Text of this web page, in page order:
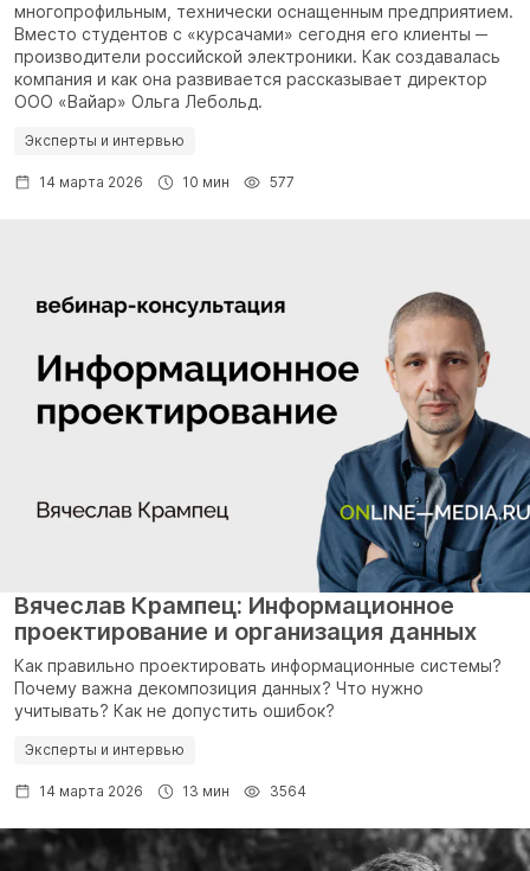
многопрофильным, технически оснащенным предприятием.
Вместо студентов с «курсачами» сегодня его клиенты ─
производители российской электроники. Как создавалась
компания и как она развивается рассказывает директор
ООО «Вайар» Ольга Лебольд.
Эксперты и интервью
14 марта 2026 10 мин 577
Вячеслав Крампец: Информационное
проектирование и организация данных
Как правильно проектировать информационные системы?
Почему важна декомпозиция данных? Что нужно
учитывать? Как не допустить ошибок?
Эксперты и интервью
14 марта 2026 13 мин 3564